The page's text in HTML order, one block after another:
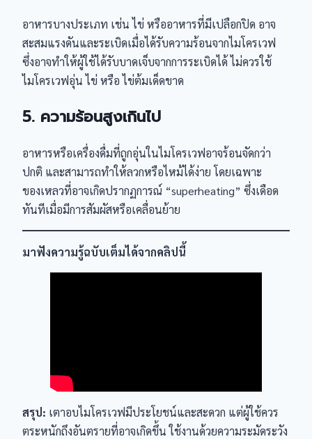
อาหารบางประเภท เช่น ไข่ หรืออาหารที่มีเปลือกปิด อาจ
สะสมแรงดันและระเบิดเมื่อได้รับความร้อนจากไมโครเวฟ
ซึ่งอาจทำให้ผู้ใช้ได้รับบาดเจ็บจากการระเบิดได้ ไม่ควรใช้
ไมโครเวฟอุ่น ไข่ หรือ ไข่ต้มเด็ดขาด
5. ความร้อนสูงเกินไป
อาหารหรือเครื่องดื่มที่ถูกอุ่นในไมโครเวฟอาจร้อนจัดกว่า
ปกติ และสามารถทำให้ลวกหรือไหม้ได้ง่าย โดยเฉพาะ
ของเหลวที่อาจเกิดปรากฏการณ์ “superheating” ซึ่งเดือด
ทันทีเมื่อมีการสัมผัสหรือเคลื่อนย้าย
มาฟังความรู้ฉบับเต็มได้จากคลิปนี้
สรุป: เตาอบไมโครเวฟมีประโยชน์และสะดวก แต่ผู้ใช้ควร
ตระหนักถึงอันตรายที่อาจเกิดขึ้น ใช้งานด้วยความระมัดระวัง